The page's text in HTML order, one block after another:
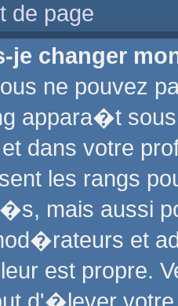
de page
je changer
ne pouvez
appara�t
dans votre
les rangs
mais aussi
et
est propre.